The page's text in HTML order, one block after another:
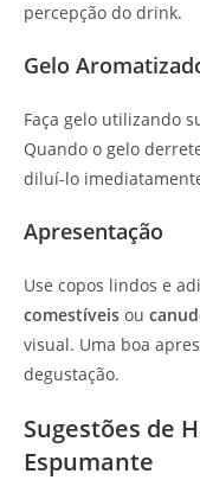
percepção do drink.
Gelo
Faça gelo utilizando
Quando o gelo
diluí-lo
Apresentação
Use copos lindos e
comestíveis ou
visual. Uma boa
degustação.
Sugestões de
Espumante